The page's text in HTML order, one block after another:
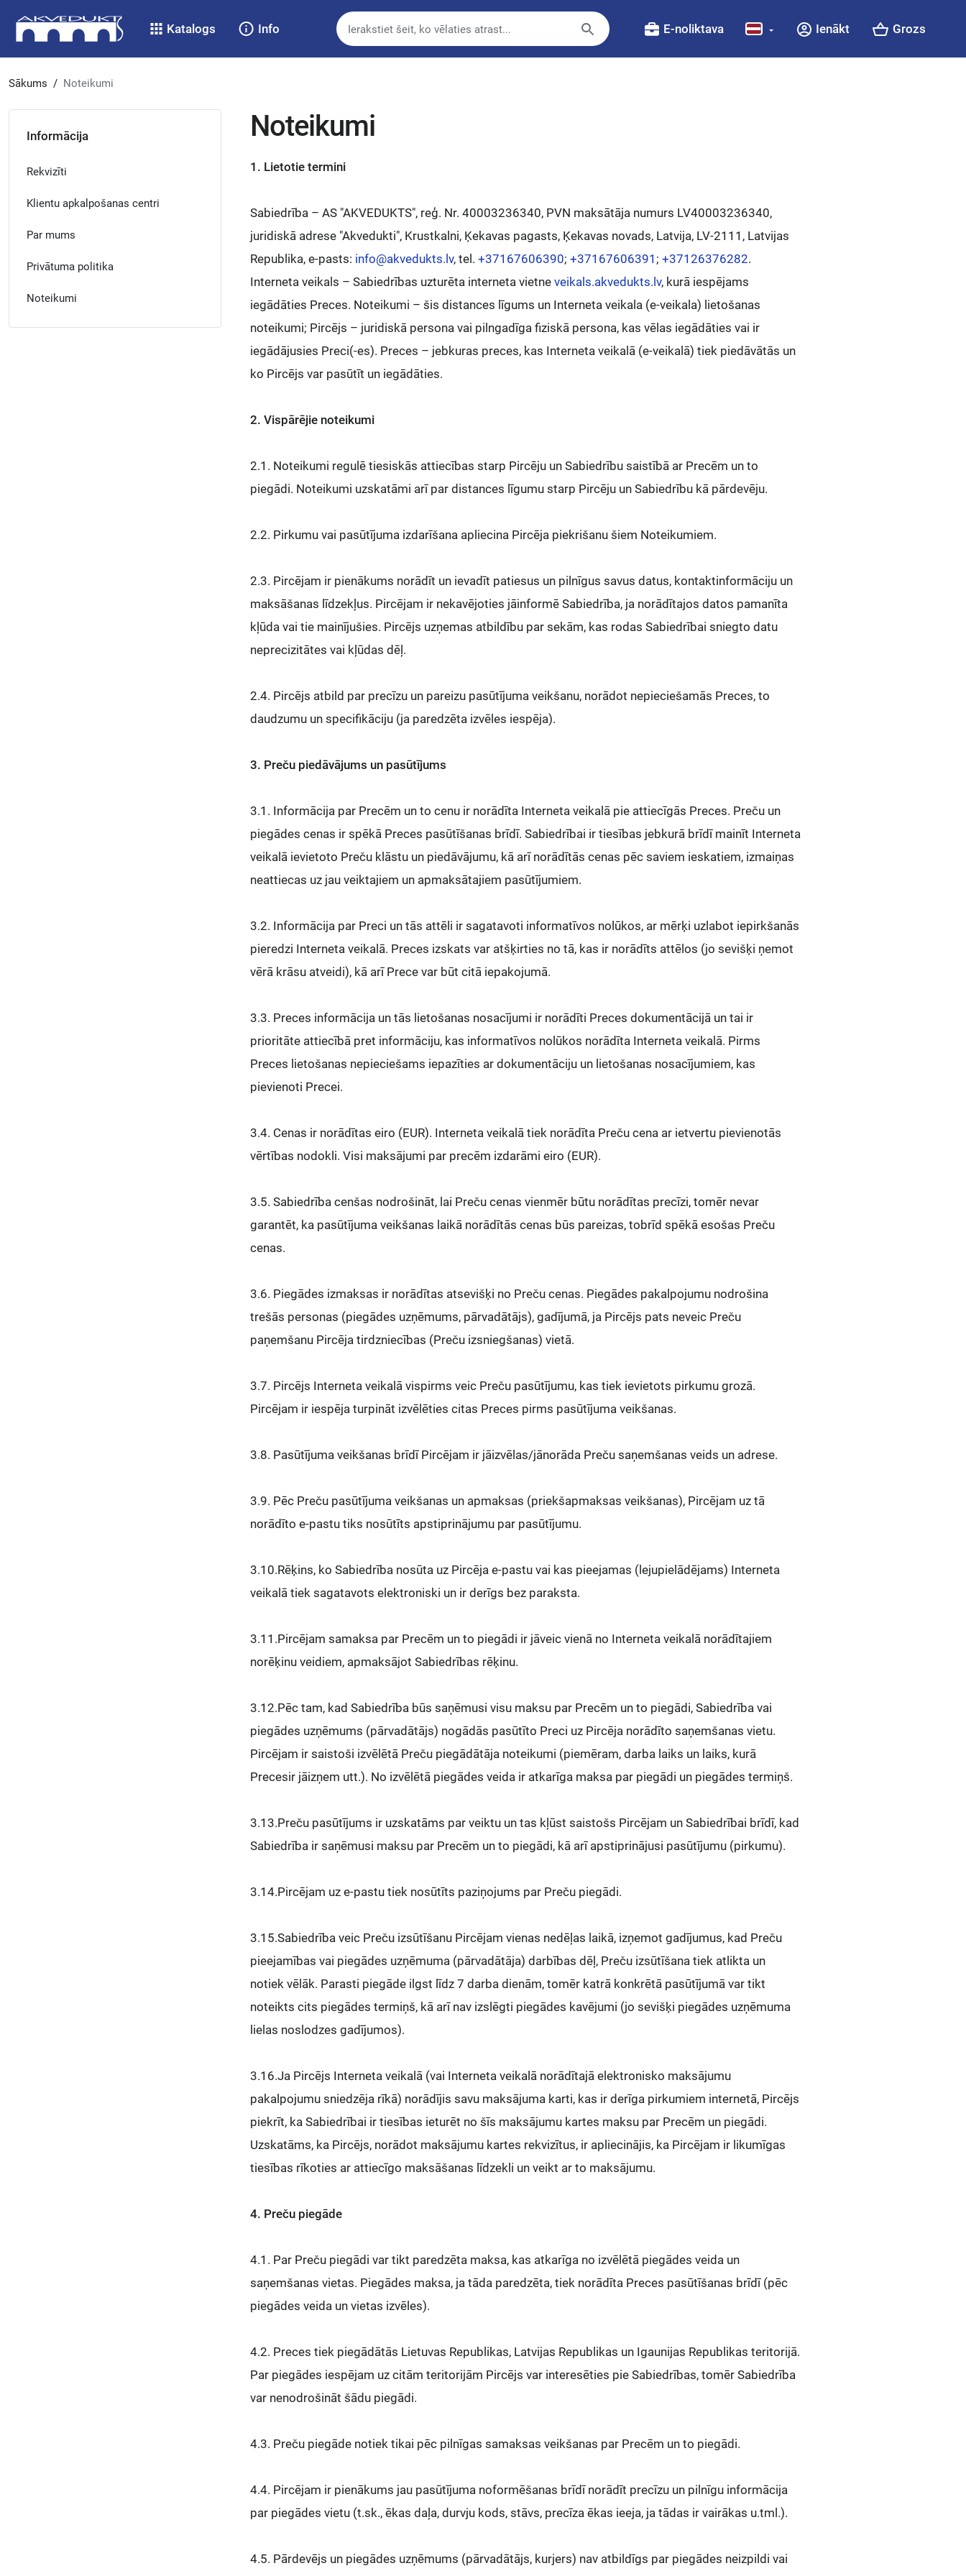
Katalogs Info E-noliktava Ienākt Grozs
Sākums / Noteikumi
Informācija
Rekvizīti
Klientu apkalpošanas centri
Par mums
Privātuma politika
Noteikumi
Noteikumi
1. Lietotie termini
Sabiedrība – AS "AKVEDUKTS", reģ. Nr. 40003236340, PVN maksātāja numurs LV40003236340,
juridiskā adrese "Akvedukti", Krustkalni, Ķekavas pagasts, Ķekavas novads, Latvija, LV-2111, Latvijas
Republika, e-pasts: info@akvedukts.lv, tel. +37167606390; +37167606391 ; +37126376282.
Interneta veikals – Sabiedrības uzturēta interneta vietne veikals.akvedukts.lv, kurā iespējams
iegādāties Preces. Noteikumi – šis distances līgums un Interneta veikala (e-veikala) lietošanas
noteikumi; Pircējs – juridiskā persona vai pilngadīga fiziskā persona, kas vēlas iegādāties vai ir
iegādājusies Preci(-es). Preces – jebkuras preces, kas Interneta veikalā (e-veikalā) tiek piedāvātās un
ko Pircējs var pasūtīt un iegādāties.
2. Vispārējie noteikumi
2.1. Noteikumi regulē tiesiskās attiecības starp Pircēju un Sabiedrību saistībā ar Precēm un to
piegādi. Noteikumi uzskatāmi arī par distances līgumu starp Pircēju un Sabiedrību kā pārdevēju.
2.2. Pirkumu vai pasūtījuma izdarīšana apliecina Pircēja piekrišanu šiem Noteikumiem.
2.3. Pircējam ir pienākums norādīt un ievadīt patiesus un pilnīgus savus datus, kontaktinformāciju un
maksāšanas līdzekļus. Pircējam ir nekavējoties jāinformē Sabiedrība, ja norādītajos datos pamanīta
kļūda vai tie mainījušies. Pircējs uzņemas atbildību par sekām, kas rodas Sabiedrībai sniegto datu
neprecizitātes vai kļūdas dēļ.
2.4. Pircējs atbild par precīzu un pareizu pasūtījuma veikšanu, norādot nepieciešamās Preces, to
daudzumu un specifikāciju (ja paredzēta izvēles iespēja).
3. Preču piedāvājums un pasūtījums
3.1. Informācija par Precēm un to cenu ir norādīta Interneta veikalā pie attiecīgās Preces. Preču un
piegādes cenas ir spēkā Preces pasūtīšanas brīdī. Sabiedrībai ir tiesības jebkurā brīdī mainīt Interneta
veikalā ievietoto Preču klāstu un piedāvājumu, kā arī norādītās cenas pēc saviem ieskatiem, izmaiņas
neattiecas uz jau veiktajiem un apmaksātajiem pasūtījumiem.
3.2. Informācija par Preci un tās attēli ir sagatavoti informatīvos nolūkos, ar mērķi uzlabot iepirkšanās
pieredzi Interneta veikalā. Preces izskats var atšķirties no tā, kas ir norādīts attēlos (jo sevišķi ņemot
vērā krāsu atveidi), kā arī Prece var būt citā iepakojumā.
3.3. Preces informācija un tās lietošanas nosacījumi ir norādīti Preces dokumentācijā un tai ir
prioritāte attiecībā pret informāciju, kas informatīvos nolūkos norādīta Interneta veikalā. Pirms
Preces lietošanas nepieciešams iepazīties ar dokumentāciju un lietošanas nosacījumiem, kas
pievienoti Precei.
3.4. Cenas ir norādītas eiro (EUR). Interneta veikalā tiek norādīta Preču cena ar ietvertu pievienotās
vērtības nodokli. Visi maksājumi par precēm izdarāmi eiro (EUR).
3.5. Sabiedrība cenšas nodrošināt, lai Preču cenas vienmēr būtu norādītas precīzi, tomēr nevar
garantēt, ka pasūtījuma veikšanas laikā norādītās cenas būs pareizas, tobrīd spēkā esošas Preču
cenas.
3.6. Piegādes izmaksas ir norādītas atsevišķi no Preču cenas. Piegādes pakalpojumu nodrošina
trešās personas (piegādes uzņēmums, pārvadātājs), gadījumā, ja Pircējs pats neveic Preču
paņemšanu Pircēja tirdzniecības (Preču izsniegšanas) vietā.
3.7. Pircējs Interneta veikalā vispirms veic Preču pasūtījumu, kas tiek ievietots pirkumu grozā.
Pircējam ir iespēja turpināt izvēlēties citas Preces pirms pasūtījuma veikšanas.
3.8. Pasūtījuma veikšanas brīdī Pircējam ir jāizvēlas/jānorāda Preču saņemšanas veids un adrese.
3.9. Pēc Preču pasūtījuma veikšanas un apmaksas (priekšapmaksas veikšanas), Pircējam uz tā
norādīto e-pastu tiks nosūtīts apstiprinājumu par pasūtījumu.
3.10.Rēķins, ko Sabiedrība nosūta uz Pircēja e-pastu vai kas pieejamas (lejupielādējams) Interneta
veikalā tiek sagatavots elektroniski un ir derīgs bez paraksta.
3.11.Pircējam samaksa par Precēm un to piegādi ir jāveic vienā no Interneta veikalā norādītajiem
norēķinu veidiem, apmaksājot Sabiedrības rēķinu.
3.12.Pēc tam, kad Sabiedrība būs saņēmusi visu maksu par Precēm un to piegādi, Sabiedrība vai
piegādes uzņēmums (pārvadātājs) nogādās pasūtīto Preci uz Pircēja norādīto saņemšanas vietu.
Pircējam ir saistoši izvēlētā Preču piegādātāja noteikumi (piemēram, darba laiks un laiks, kurā
Precesir jāizņem utt.). No izvēlētā piegādes veida ir atkarīga maksa par piegādi un piegādes termiņš.
3.13.Preču pasūtījums ir uzskatāms par veiktu un tas kļūst saistošs Pircējam un Sabiedrībai brīdī, kad
Sabiedrība ir saņēmusi maksu par Precēm un to piegādi, kā arī apstiprinājusi pasūtījumu (pirkumu).
3.14.Pircējam uz e-pastu tiek nosūtīts paziņojums par Preču piegādi.
3.15.Sabiedrība veic Preču izsūtīšanu Pircējam vienas nedēļas laikā, izņemot gadījumus, kad Preču
pieejamības vai piegādes uzņēmuma (pārvadātāja) darbības dēļ, Preču izsūtīšana tiek atlikta un
notiek vēlāk. Parasti piegāde ilgst līdz 7 darba dienām, tomēr katrā konkrētā pasūtījumā var tikt
noteikts cits piegādes termiņš, kā arī nav izslēgti piegādes kavējumi (jo sevišķi piegādes uzņēmuma
lielas noslodzes gadījumos).
3.16.Ja Pircējs Interneta veikalā (vai Interneta veikalā norādītajā elektronisko maksājumu
pakalpojumu sniedzēja rīkā) norādījis savu maksājuma karti, kas ir derīga pirkumiem internetā, Pircējs
piekrīt, ka Sabiedrībai ir tiesības ieturēt no šīs maksājumu kartes maksu par Precēm un piegādi.
Uzskatāms, ka Pircējs, norādot maksājumu kartes rekvizītus, ir apliecinājis, ka Pircējam ir likumīgas
tiesības rīkoties ar attiecīgo maksāšanas līdzekli un veikt ar to maksājumu.
4. Preču piegāde
4.1. Par Preču piegādi var tikt paredzēta maksa, kas atkarīga no izvēlētā piegādes veida un
saņemšanas vietas. Piegādes maksa, ja tāda paredzēta, tiek norādīta Preces pasūtīšanas brīdī (pēc
piegādes veida un vietas izvēles).
4.2. Preces tiek piegādātās Lietuvas Republikas, Latvijas Republikas un Igaunijas Republikas teritorijā.
Par piegādes iespējam uz citām teritorijām Pircējs var interesēties pie Sabiedrības, tomēr Sabiedrība
var nenodrošināt šādu piegādi.
4.3. Preču piegāde notiek tikai pēc pilnīgas samaksas veikšanas par Precēm un to piegādi.
4.4. Pircējam ir pienākums jau pasūtījuma noformēšanas brīdī norādīt precīzu un pilnīgu informācija
par piegādes vietu (t.sk., ēkas daļa, durvju kods, stāvs, precīza ēkas ieeja, ja tādas ir vairākas u.tml.).
4.5. Pārdevējs un piegādes uzņēmums (pārvadātājs, kurjers) nav atbildīgs par piegādes neizpildi vai